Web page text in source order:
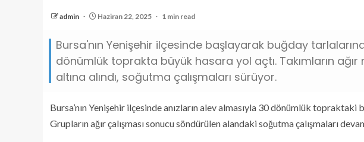
admin Haziran 22, 2025 1 min read
Bursa'nın Yenişehir ilçesinde başlayarak buğday tarlalarına
dönümlük toprakta büyük hasara yol açtı. Takımların
altına alındı, soğutma çalışmaları sürüyor.
Bursa’nın Yenişehir ilçesinde anızların alev almasıyla 30 dönümlük
Grupların ağır çalışması sonucu söndürülen alandaki soğutma çalışmaları